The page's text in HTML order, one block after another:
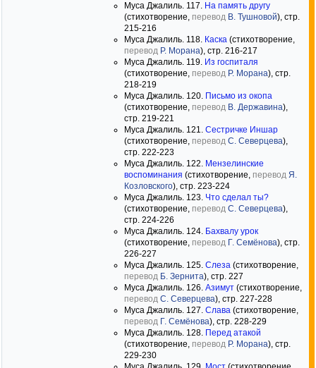
Муса Джалиль. 117. На память другу
(стихотворение, перевод В. Тушновой), стр.
215-216
Муса Джалиль. 118. Каска (стихотворение,
перевод Р. Морана), стр. 216-217
Муса Джалиль. 119. Из госпиталя
(стихотворение, перевод Р. Морана), стр.
218-219
Муса Джалиль. 120. Письмо из окопа
(стихотворение, перевод В. Державина),
стр. 219-221
Муса Джалиль. 121. Сестричке Иншар
(стихотворение, перевод С. Северцева),
стр. 222-223
Муса Джалиль. 122. Мензелинские
воспоминания (стихотворение, перевод Я.
Козловского), стр. 223-224
Муса Джалиль. 123. Что сделал ты?
(стихотворение, перевод С. Северцева),
стр. 224-226
Муса Джалиль. 124. Бахвалу урок
(стихотворение, перевод Г. Семёнова), стр.
226-227
Муса Джалиль. 125. Слеза (стихотворение,
перевод Б. Зернита), стр. 227
Муса Джалиль. 126. Азимут (стихотворение,
перевод С. Северцева), стр. 227-228
Муса Джалиль. 127. Слава (стихотворение,
перевод Г. Семёнова), стр. 228-229
Муса Джалиль. 128. Перед атакой
(стихотворение, перевод Р. Морана), стр.
229-230